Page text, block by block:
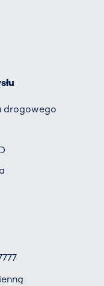
drogowego